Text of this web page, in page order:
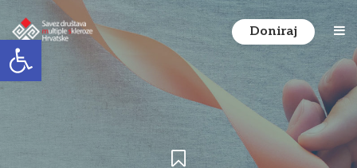
Open toolbar
Doniraj